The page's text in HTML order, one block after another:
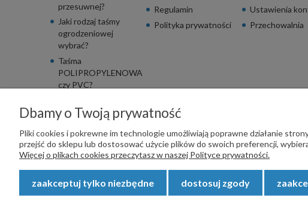
przesuwnej?
Jaki rodzaj taśmy
ogrodzeniowej
wybrać?
Taśma
POLIPROPYLENOWA
czy PVC?
Regulamin
Polityka prywatności
Ustawienia
Przechowalnia
PŁATNOŚCI OBSŁUGUJE:
Dbamy o Twoją prywatność
Pliki cookies i pokrewne im technologie umożliwiają poprawne działanie
przejść do sklepu lub dostosować użycie plików do swoich preferencji,
Więcej o plikach cookies przeczytasz w naszej Polityce prywatności.
zaakceptuj tylko niezbędne dostosuj zgody